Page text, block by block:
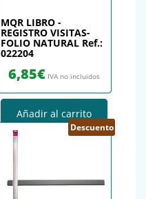
MQR LIBRO -
REGISTRO VISITAS-
FOLIO NATURAL Ref.:
022204
6,85€ IVA no incluidos
Añadir al carrito
Descuento